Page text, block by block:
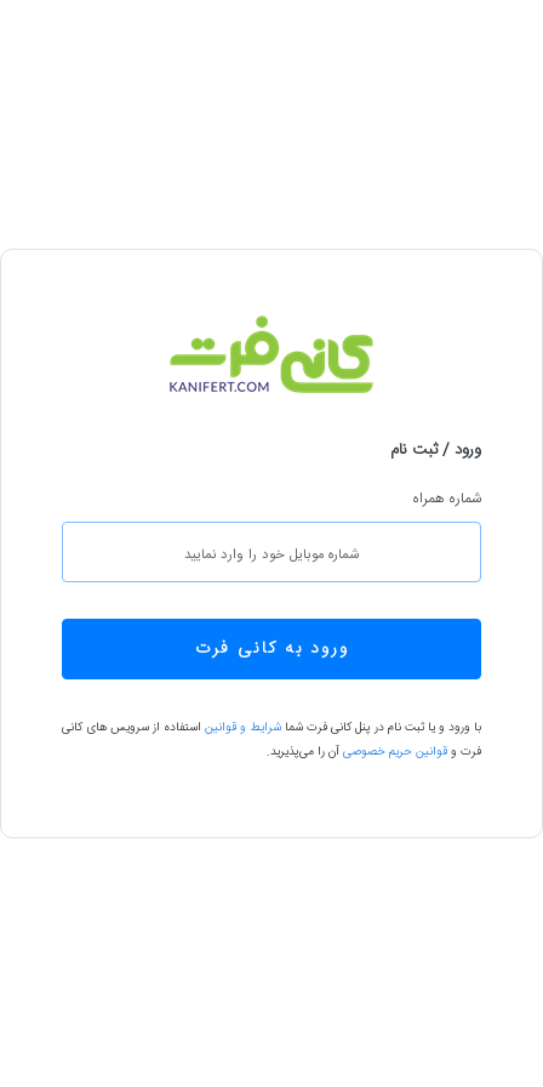
ورود / ثبت نام
شماره همراه
ورود به کانی فرت
با ورود و یا ثبت نام در پنل کانی فرت شما شرایط و قوانین استفاده از سرویس های کانی
فرت وقوانین حریم خصوصیآن را می‌پذیرید.